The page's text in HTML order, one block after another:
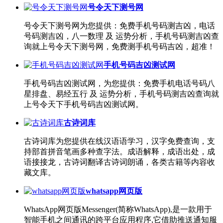
号令天下测号网
号令天下测号网为您提供：免费手机号码测吉凶，电话
号码测吉凶，八一数理 及 运势分析，手机号码测吉凶查
询就上号令天下测号网，免费测手机号码吉凶，超准！
手机号码吉凶测试网
手机号码吉凶测试网，为您提供：免费手机电话号码八
星排盘、易经五行 及 运势分析，手机号码测吉凶查询就
上号令天下手机号码吉凶测试网。
古诗词库
古诗词库为您提供在线汉语语学习，汉字免费查询，支
持部首拼音笔画多种查字法。成语解释，成语出处，成
语接接龙，古诗词翻译古诗词朗诵，各类古籍等内容收
藏文库。
whatsapp网页版
WhatsApp网页版Messenger(简称WhatsApp),是一款用于
智能手机之间通讯的跨平台应用程序,它借助推送通知服